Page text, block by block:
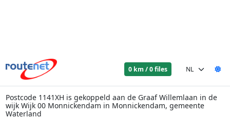
0 km / 0 files
Postcode 1141XH is gekoppeld aan de Graaf Willemlaan in de
wijk Wijk 00 Monnickendam in Monnickendam, gemeente
Waterland